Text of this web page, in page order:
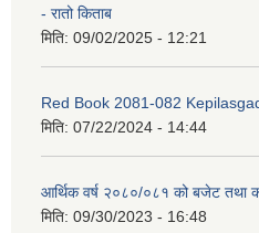
- रातो किताब
मिति: 09/02/2025 - 12:21
Red Book 2081-082
मिति: 07/22/2024 - 14:44
आर्थिक वर्ष २०८०/०८१ को बजेट तथा
मिति: 09/30/2023 - 16:48